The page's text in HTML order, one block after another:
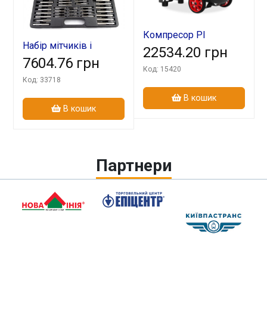
Набір мітчиків і
плашок М2-М18
чемодан 110 пред
7604.76 грн
Код: 33718
В кошик
Компресор PI
2х1450V50-370
22534.20 грн
Код: 15420
В кошик
Партнери